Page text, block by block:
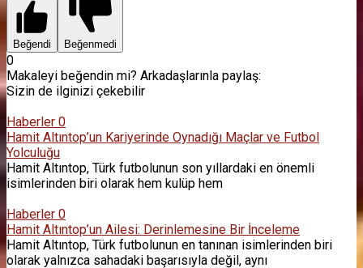
Beğendi Beğenmedi
0
Makaleyi beğendin mi? Arkadaşlarınla ​​paylaş:
Sizin de ilginizi çekebilir
Haberler 0
Hamit Altıntop’un Kariyerinde Oynadığı Maçlar ve Futbol
Yolculuğu
Hamit Altıntop, Türk futbolunun son yıllardaki en önemli
isimlerinden biri olarak hem kulüp hem
Haberler 0
Hamit Altıntop’un Ailesi: Derinlemesine Bir İnceleme
Hamit Altıntop, Türk futbolunun en tanınan isimlerinden biri
olarak yalnızca sahadaki başarısıyla değil, aynı